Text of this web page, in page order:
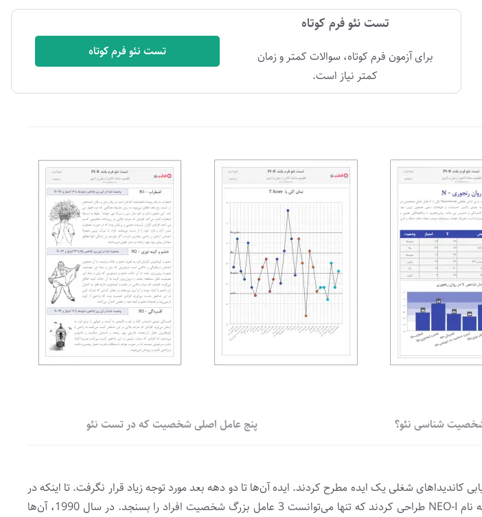
تست نئو فرم کوتاه
برای آزمون فرم کوتاه، سوالات کمتر و زمان
کمتر نیاز است.
تست نئو فرم کوتاه
شناسی نئو؟ پنج عامل اصلی شخصیت که در تست نئو
کاندیداهای شغلی یک ایده مطرح کردند. ایده آن‌ها تا دو دهه بعد مورد توجه زیاد قرار نگرفت. تا اینکه در
سال 1980 دو محقق دیگر به نام‌های پال کاستا جونیو و رابرت آر مک کری یک تست روانشناسی به نام NEO-I طراحی کردند که تنها می‌توانست 3 عامل بزرگ شخصیت افراد را بسنجد. در سال 1990، آن‌ها